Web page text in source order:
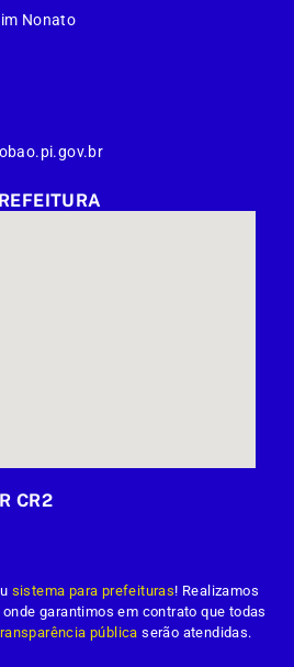
Nonato
CR2
sistema para prefeituras! Realizamos
garantimos em contrato que todas
pública serão atendidas.